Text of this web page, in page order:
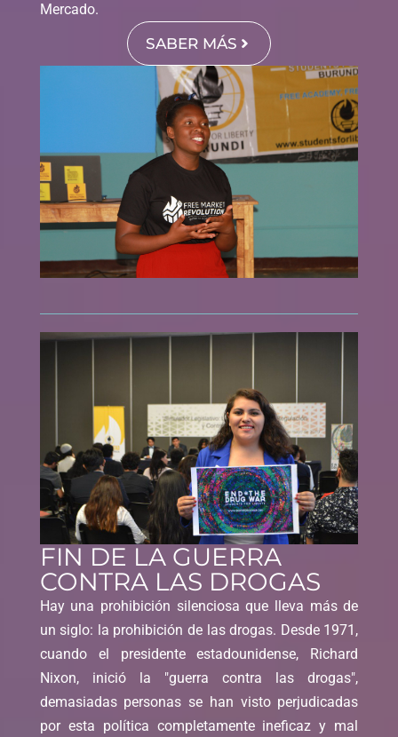
Mercado.
SABER MÁS
FIN DE LA GUERRA
CONTRA LAS DROGAS
Hay una prohibición silenciosa que lleva más de
un siglo: la prohibición de las drogas. Desde 1971,
cuando el presidente estadounidense, Richard
Nixon, inició la "guerra contra las drogas",
demasiadas personas se han visto perjudicadas
por esta política completamente ineficaz y mal